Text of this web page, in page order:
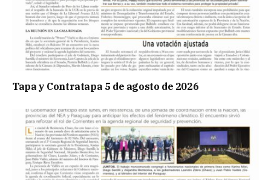
Tapa y Contratapa 5 de agosto de 2026